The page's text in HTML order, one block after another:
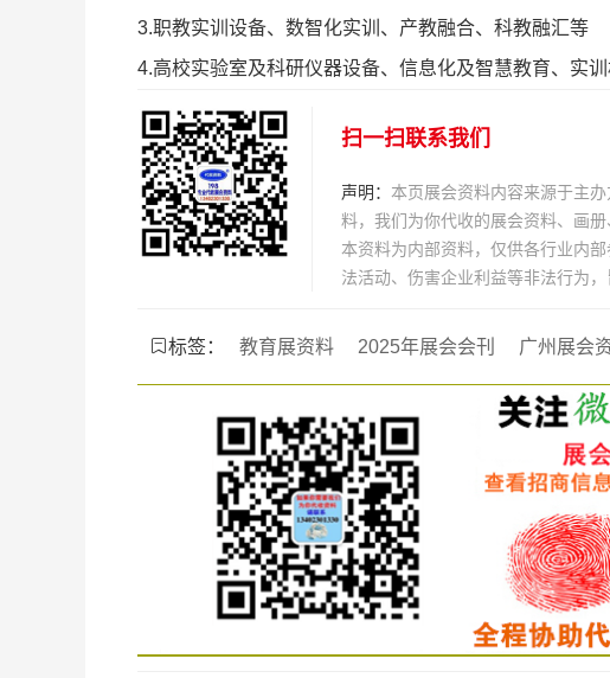
3.职教实训设备、数智化实训、产教融合、科教融汇等
4.高校实验室及科研仪器设备、信息化及智慧教育、实
扫一扫联系我们
声明： 本页展会资料内容来源于主
料，我们为你代收的展会资料、画
本资料为内部资料，仅供各行业内
法活动、伤害企业利益等非法行为
标签： 教育展资料 2025年展会会刊 广州展会